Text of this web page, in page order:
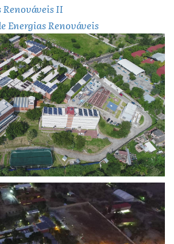
RenováveisII
Energias Renováveis